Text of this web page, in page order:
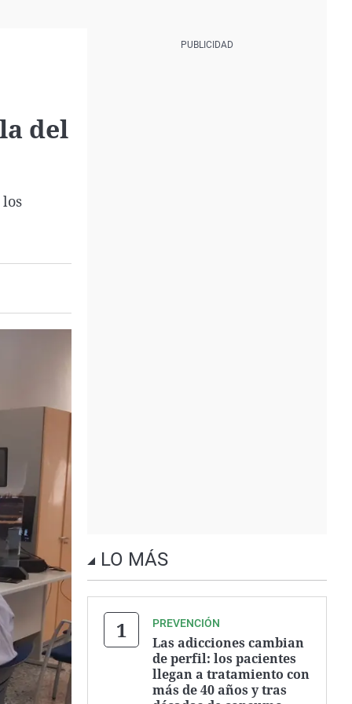
del
LO MÁS
PREVENCIÓN
Las adicciones cambian
de perfil: los pacientes
llegan a tratamiento con
más de 40 años y tras